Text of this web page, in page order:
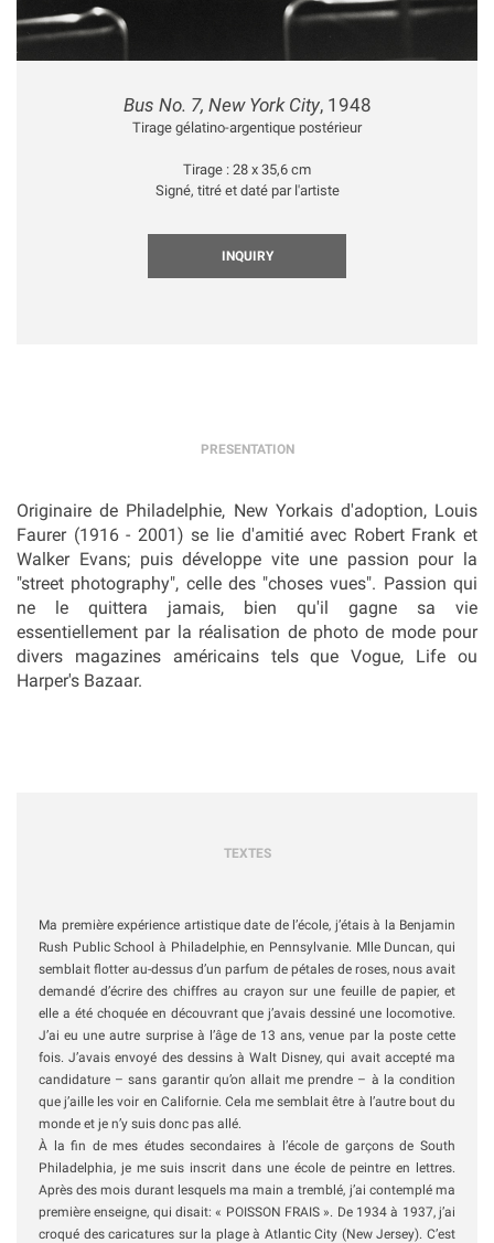
Bus No. 7, New York City, 1948
Tirage gélatino-argentique postérieur
Tirage : 28 x 35,6 cm
Signé, titré et daté par l'artiste
INQUIRY
PRESENTATION
Originaire de Philadelphie, New Yorkais d'adoption, Louis
Faurer (1916 - 2001) se lie d'amitié avec Robert Frank et
Walker Evans; puis développe vite une passion pour la
"street photography", celle des "choses vues". Passion qui
ne le quittera jamais, bien qu'il gagne sa vie
essentiellement par la réalisation de photo de mode pour
divers magazines américains tels queVogue, Life ou
Harper's Bazaar.
TEXTES
Ma première expérience artistique date de l’école, j’étais à la Benjamin
Rush Public School à Philadelphie, en Pennsylvanie. Mlle Duncan, qui
semblait flotter au-dessus d’un parfum de pétales de roses, nous avait
demandé d’écrire des chiffres au crayon sur une feuille de papier, et
elle a été choquée en découvrant que j’avais dessiné une locomotive.
J’ai eu une autre surprise à l’âge de 13 ans, venue par la poste cette
fois. J’avais envoyé des dessins à Walt Disney, qui avait accepté ma
candidature – sans garantir qu’on allait me prendre – à la condition
que j’aille les voir en Californie. Cela me semblait être à l’autre bout du
monde et je n’y suis donc pas allé.
À la fin de mes études secondaires à l’école de garçons de South
Philadelphia, je me suis inscrit dans une école de peintre en lettres.
Après des mois durant lesquels ma main a tremblé, j’ai contemplé ma
première enseigne, qui disait: « POISSON FRAIS ». De 1934 à 1937, j’ai
croqué des caricatures sur la plage à Atlantic City (New Jersey). C’est